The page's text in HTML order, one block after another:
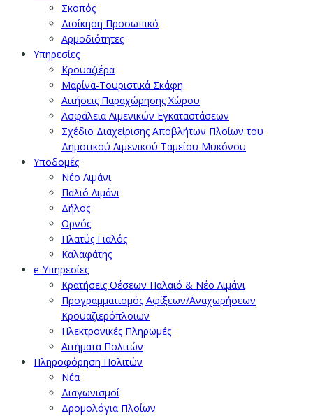
Σκοπός
Διοίκηση Προσωπικό
Αρμοδιότητες
Υπηρεσίες
Κρουαζιέρα
Μαρίνα-Τουριστικά Σκάφη
Αιτήσεις Παραχώρησης Χώρου
Ασφάλεια Λιμενικών Εγκαταστάσεων
Σχέδιο Διαχείρισης Αποβλήτων Πλοίων του
Δημοτικού Λιμενικού Ταμείου Μυκόνου
Υποδομές
Νέο Λιμάνι
Παλιό Λιμάνι
Δήλος
Ορνός
Πλατύς Γιαλός
Καλαφάτης
e-Υπηρεσίες
Κρατήσεις Θέσεων Παλαιό & Νέο Λιμάνι
Προγραμματισμός Αφίξεων/Αναχωρήσεων
Κρουαζιερόπλοιων
Ηλεκτρονικές Πληρωμές
Αιτήματα Πολιτών
Πληροφόρηση Πολιτών
Νέα
Διαγωνισμοί
Δρομολόγια Πλοίων